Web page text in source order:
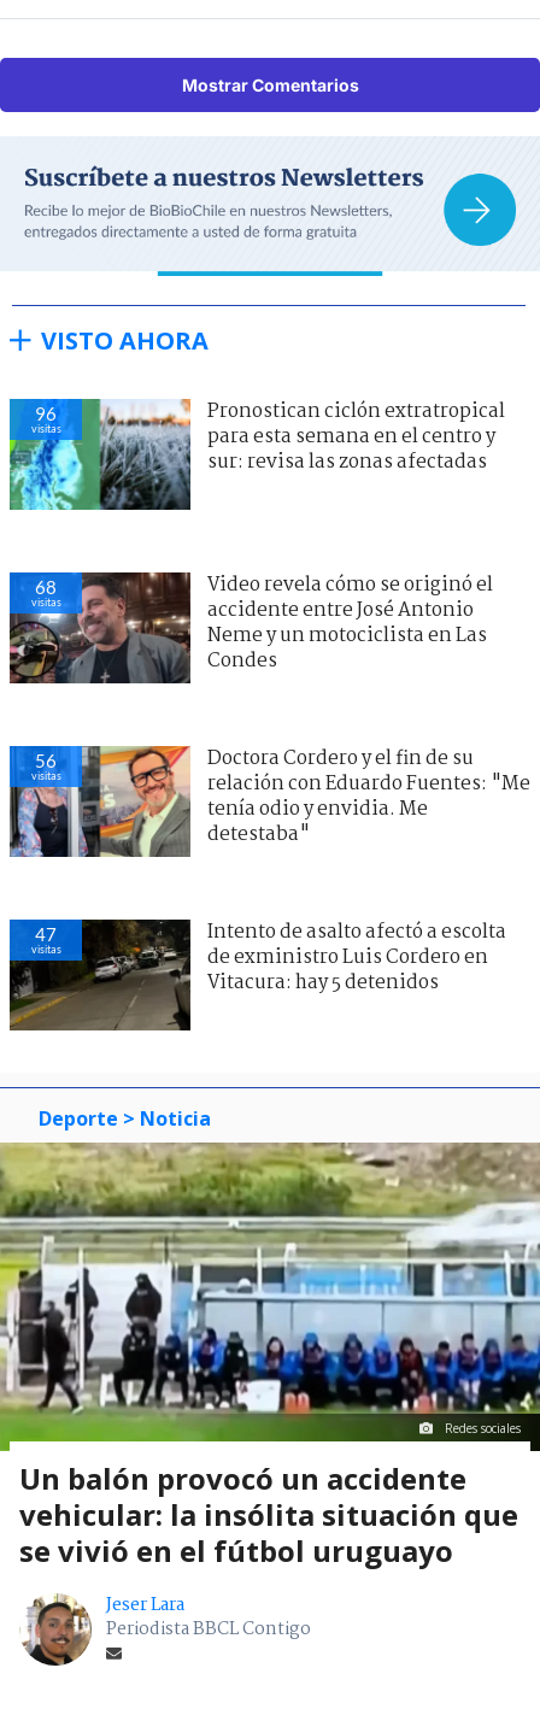
Mostrar Comentarios
VISTO AHORA
96
visitas
Pronostican ciclón extratropical
para esta semana en el centro y
sur: revisa las zonas afectadas
68
visitas
Video revela cómo se originó el
accidente entre José Antonio
Neme y un motociclista en Las
Condes
56
visitas
Doctora Cordero y el fin de su
relación con Eduardo Fuentes: "Me
tenía odio y envidia. Me
detestaba"
47
visitas
Intento de asalto afectó a escolta
de exministro Luis Cordero en
Vitacura: hay 5 detenidos
Deporte > Noticia
Redes sociales
Un balón provocó un accidente
vehicular: la insólita situación que
se vivió en el fútbol uruguayo
Jeser Lara
Periodista BBCL Contigo